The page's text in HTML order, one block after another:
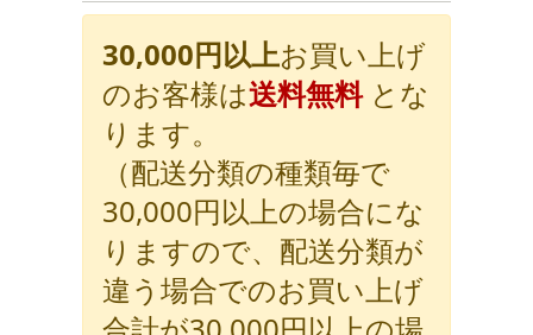
30,000円以上お買い上げ
のお客様は送料無料とな
ります。
（配送分類の種類毎で
30,000円以上の場合にな
りますので、配送分類が
違う場合でのお買い上げ